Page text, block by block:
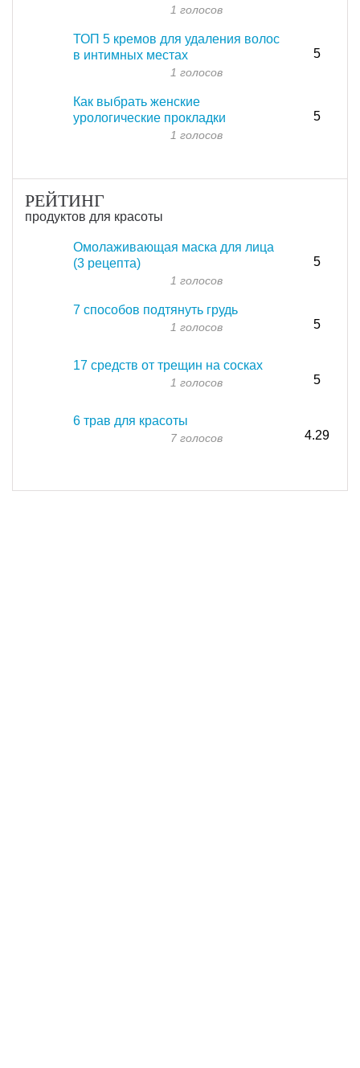
1 голосов
ТОП 5 кремов для удаления волос
в интимных местах
1 голосов
5
Как выбрать женские
урологические прокладки
1 голосов
5
РЕЙТИНГ
продуктов для красоты
Омолаживающая маска для лица
(3 рецепта)
1 голосов
5
7 способов подтянуть грудь
1 голосов 5
17 средств от трещин на сосках
1 голосов 5
6 трав для красоты
7 голосов 4.29